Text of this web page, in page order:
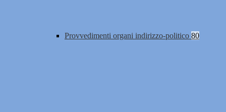
Provvedimenti organi indirizzo-politico 80